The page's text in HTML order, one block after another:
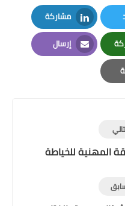
مشاركة
LinkedIn
إرسال
Email
المهنية للخياطة